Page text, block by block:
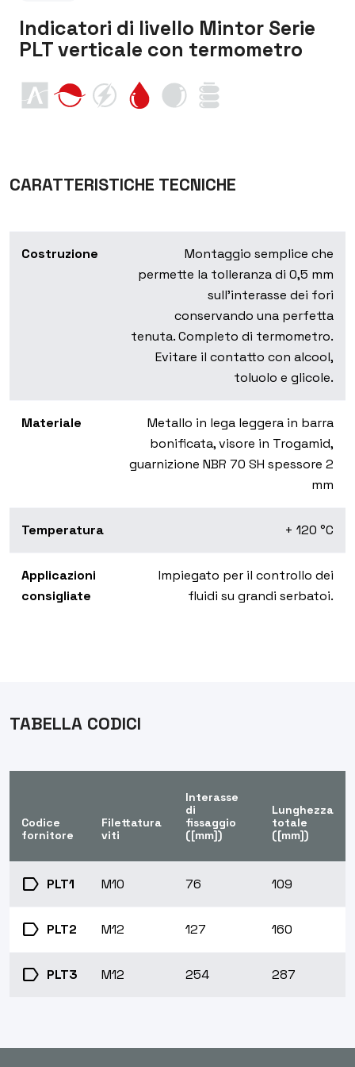
Indicatori di livello Mintor Serie
PLT verticale con termometro
CARATTERISTICHE TECNICHE
Costruzione
Montaggio semplice che
permette la tolleranza di 0,5 mm
sull'interasse dei fori
conservando una perfetta
tenuta. Completo di termometro.
Evitare il contatto con alcool,
toluolo e glicole.
Materiale
Metallo in lega leggera in barra
bonificata, visore in Trogamid,
guarnizione NBR 70 SH spessore 2
mm
Temperatura + 120 °C
Applicazioni
consigliate
Impiegato per il controllo dei
fluidi su grandi serbatoi.
TABELLA CODICI
Codice
fornitore
Filettatura
viti
Interasse
di
fissaggio
([mm])
Lunghezza
totale
([mm])
label PLT1 M10 76 109
label PLT2 M12 127 160
label PLT3 M12 254 287